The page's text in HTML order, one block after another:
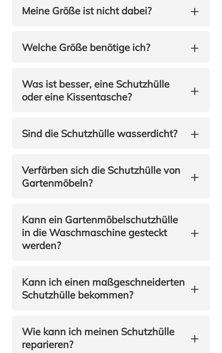
+
Meine Größe ist nicht dabei?
+
Welche Größe benötige ich?
+
Was ist besser, eine Schutzhülle
oder eine Kissentasche?
+
Sind die Schutzhülle wasserdicht?
+
Verfärben sich die Schutzhülle von
Gartenmöbeln?
+
Kann ein Gartenmöbelschutzhülle
in die Waschmaschine gesteckt
werden?
+
Kann ich einen maßgeschneiderten
Schutzhülle bekommen?
+
Wie kann ich meinen Schutzhülle
reparieren?